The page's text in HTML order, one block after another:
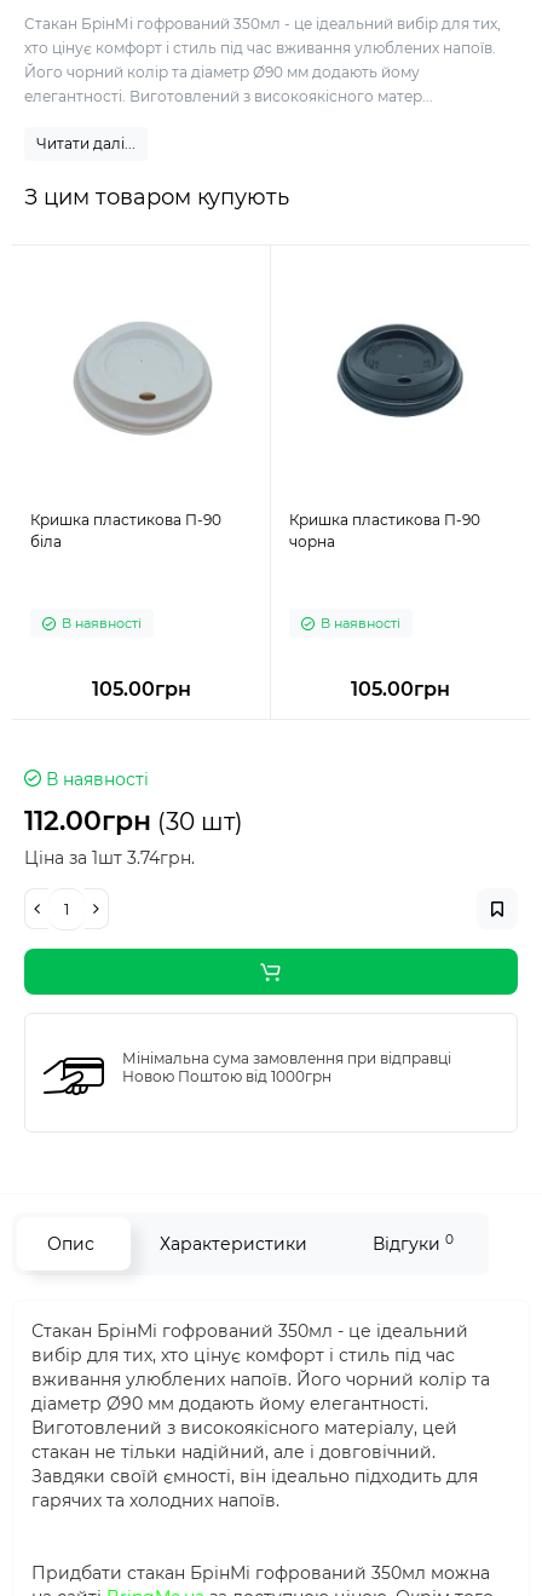
Стакан БрінМі гофрований 350мл - це ідеальний вибір для тих,
хто цінує комфорт і стиль під час вживання улюблених напоїв.
Його чорний колір та діаметр Ø90 мм додають йому
елегантності. Виготовлений з високоякісного матер...
Читати далі...
З цим товаром купують
Кришка пластикова П-90
біла
В наявності
105.00грн
Кришка пластикова П-90
чорна
В наявності
105.00грн
В наявності
112.00грн (30 шт)
Ціна за 1шт 3.74грн.
Мінімальна сума замовлення при відправці
Новою Поштою від 1000грн
Опис Характеристики Відгуки 0
Стакан БрінМі гофрований 350мл - це ідеальний
вибір для тих, хто цінує комфорт і стиль під час
вживання улюблених напоїв. Його чорний колір та
діаметр Ø90 мм додають йому елегантності.
Виготовлений з високоякісного матеріалу, цей
стакан не тільки надійний, але і довговічний.
Завдяки своїй ємності, він ідеально підходить для
гарячих та холодних напоїв.
Придбати стакан БрінМі гофрований 350мл можна